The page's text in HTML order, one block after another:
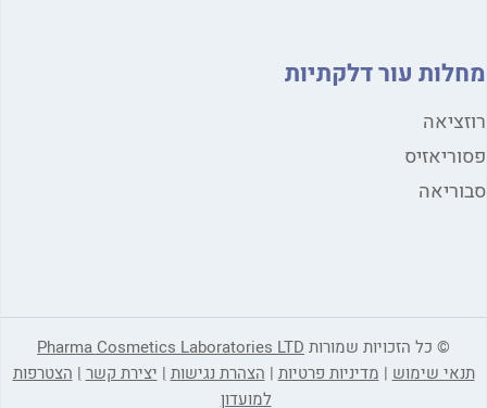
מחלות עור דלקתיות
רוזציאה
פסוריאזיס
סבוריאה
© כל הזכויות שמורות Pharma Cosmetics Laboratories LTD
תנאי שימוש | מדיניות פרטיות | הצהרת נגישות | יצירת קשר | הצטרפות
למועדון